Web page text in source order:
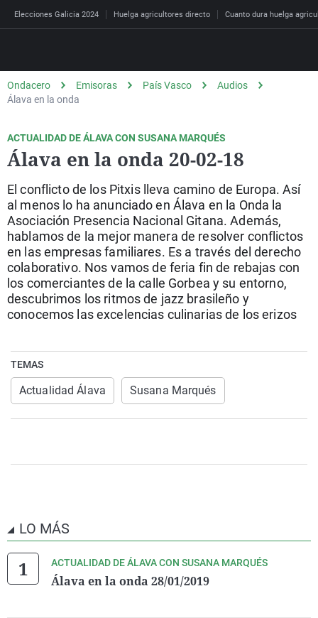
Elecciones Galicia 2024 Huelga agricultores directo Cuanto dura huelga
España
Mundo
Economía
Sociedad
Televisión
Cultura
Ciencia y Tecnología
Programas
Más de Uno
Julia en la Onda
La Brújula
El Transistor
Radioestadio
La Rosa de los
Por fin no es lunes
No son horas
Como el perro y el
Todos los programas
Emisoras
Madrid
Catalunya
Galicia
Valencia
Castellón
Murcia
Pamplona
Mallorca
Valladolid
Lista de emisoras
Podcast
La Cultureta
El colegio invisible
La Parroquia
Kinótico
Toma la pastilla roja
Onda Fútbol
Onda Ruedo
Ellas Juegan
Rock and Roll Animal
Todos los podcasts
Deportes
Fútbol
Motor
Baloncesto
Tenis
Ciclismo
Coronavirus
Última hora
Ondacero Emisoras País Vasco
Audios
Álava en la onda
ACTUALIDAD DE ÁLAVA CON SUSANA MARQUÉS
Álava en la onda 20-02-18
El conflicto de los Pitxis lleva camino de Europa. Así
al menos lo ha anunciado en Álava en la Onda la
Asociación Presencia Nacional Gitana. Además,
hablamos de la mejor manera de resolver conflictos
en las empresas familiares. Es a través del derecho
colaborativo. Nos vamos de feria fin de rebajas con
los comerciantes de la calle Gorbea y su entorno,
descubrimos los ritmos de jazz brasileño y
conocemos las excelencias culinarias de los erizos
TEMAS
Actualidad Álava Susana Marqués
LO MÁS
ACTUALIDAD DE ÁLAVA CON SUSANA MARQUÉS
Álava en la onda 28/01/2019